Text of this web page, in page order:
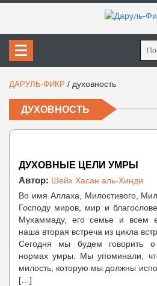
ДАРУЛЬ-ФИКР / духовность
ДУХОВНОСТЬ
ДУХОВНЫЕ ЦЕЛИ УМРЫ
Автор: Шейх Хасан аль-Хинди
Во имя Аллаха, Милостивого,
Господу миров, мир и
Мухаммаду, его семье и всем
наша вторая встреча из цикла
Сегодня мы будем говорить
нормах умры. Мы упоминали,
милость, которую мы должны
[…]